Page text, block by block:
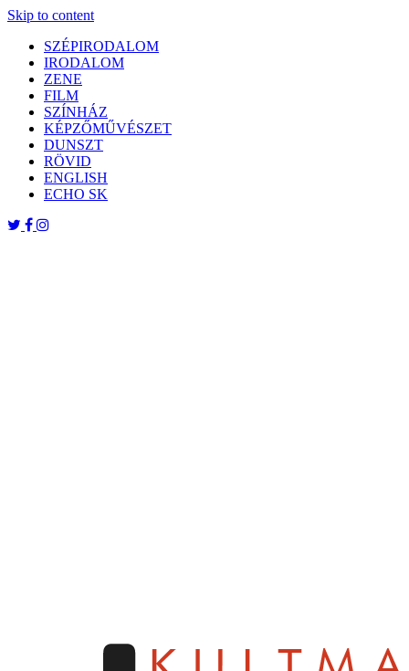
Skip to content
SZÉPIRODALOM
IRODALOM
ZENE
FILM
SZÍNHÁZ
KÉPZŐMŰVÉSZET
DUNSZT
RÖVID
ENGLISH
ECHO SK